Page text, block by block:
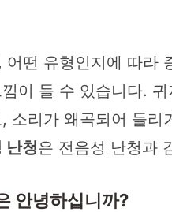
떤 유형인지에 따라
이 들 수 있습니다.
소리가 왜곡되어 들
난청은 전음성 난청과
안녕하십니까?